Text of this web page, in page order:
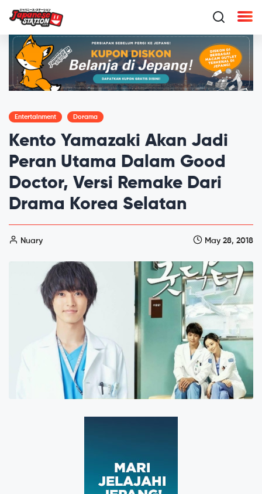
Entertainment Dorama
Kento Yamazaki Akan Jadi
Peran Utama Dalam Good
Doctor, Versi Remake Dari
Drama Korea Selatan
Nuary May 28, 2018